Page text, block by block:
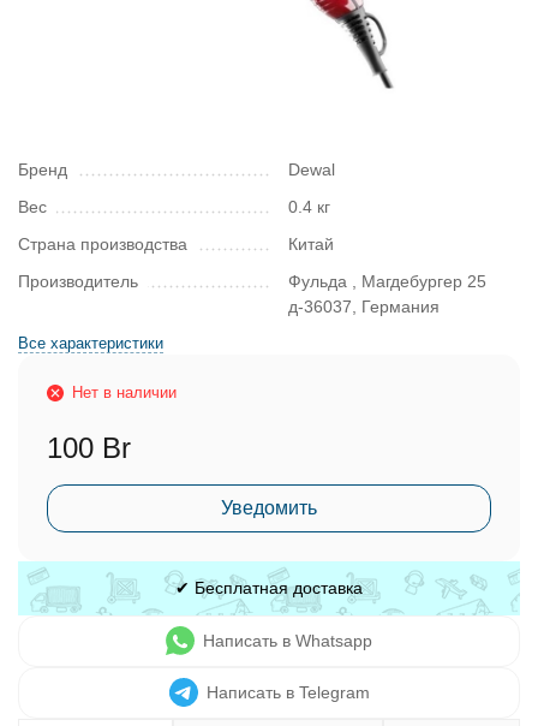
Бренд
Dewal
Вес
0.4 кг
Страна производства
Китай
Производитель
Фульда , Магдебургер 25
д-36037, Германия
Все характеристики
Нет в наличии
100 Br
Уведомить
✔ Бесплатная доставка
Написать в Whatsapp
Написать в Telegram